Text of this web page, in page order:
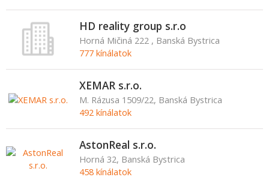
HD reality group s.r.o
Horná Mičiná 222 , Banská Bystrica
777 kínálatok
XEMAR s.r.o.
M. Rázusa 1509/22, Banská Bystrica
492 kínálatok
AstonReal s.r.o.
Horná 32, Banská Bystrica
458 kínálatok